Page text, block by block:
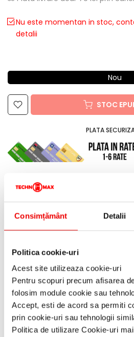
Consimțământ Detalii
Politica cookie-uri
Acest site utilizeaza cookie-uri
Pentru scopuri precum afisarea
folosim module cookie sau
Accept, esti de acord sa permiti
prin cookie-uri sau tehnologii
Politica de utilizare Cookie-uri
Nu este momentan in stoc,
detalii
Nou
STOC
PLATA
Descriere
Despre noi
Lasam clientii sa